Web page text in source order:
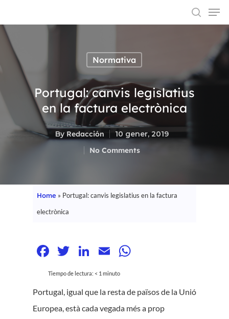
Hit enter to search or ESC to close
Normativa
Portugal: canvis legislatius
en la factura electrònica
By Redacción
10 gener, 2019
No Comments
Home » Portugal: canvis legislatius en la factura
electrònica
Facebook
Twitter
LinkedIn
Email
Tiempo de lectura: < 1 minuto
Portugal, igual que la resta de països de la Unió
Europea, està cada vegada més a prop